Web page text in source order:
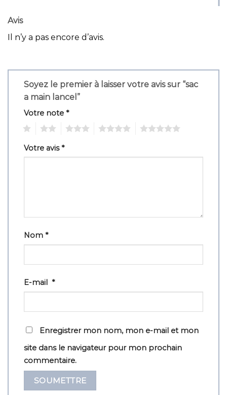
Avis
Il n’y a pas encore d’avis.
Soyez le premier à laisser votre avis sur “sac
a main lancel”
Votre note *
Votre avis*
Nom *
E-mail *
Enregistrer mon nom, mon e-mail et mon
site dans le navigateur pour mon prochain
commentaire.